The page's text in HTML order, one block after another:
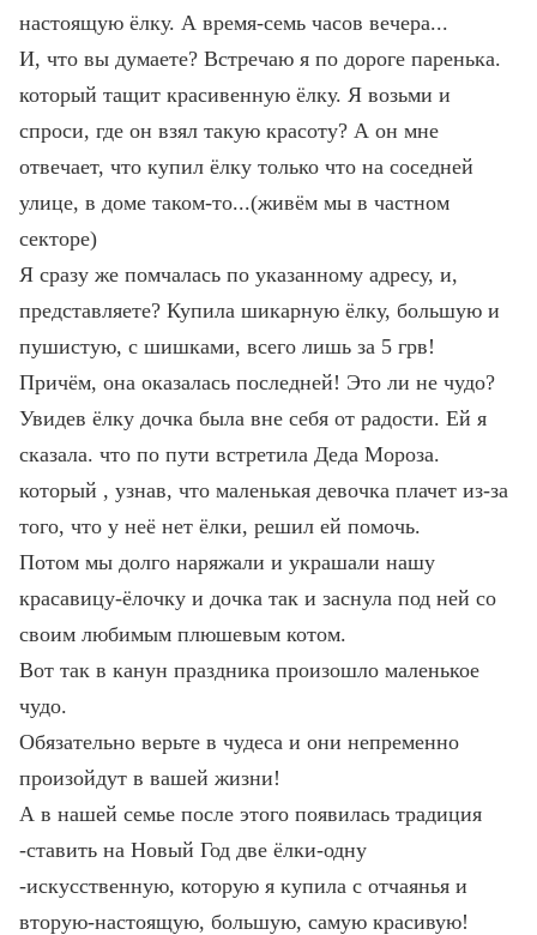
настоящую ёлку. А время-семь часов вечера...
И, что вы думаете? Встречаю я по дороге паренька.
который тащит красивенную ёлку. Я возьми и
спроси, где он взял такую красоту? А он мне
отвечает, что купил ёлку только что на соседней
улице, в доме таком-то...(живём мы в частном
секторе)
Я сразу же помчалась по указанному адресу, и,
представляете? Купила шикарную ёлку, большую и
пушистую, с шишками, всего лишь за 5 грв!
Причём, она оказалась последней! Это ли не чудо?
Увидев ёлку дочка была вне себя от радости. Ей я
сказала. что по пути встретила Деда Мороза.
который , узнав, что маленькая девочка плачет из-за
того, что у неё нет ёлки, решил ей помочь.
Потом мы долго наряжали и украшали нашу
красавицу-ёлочку и дочка так и заснула под ней со
своим любимым плюшевым котом.
Вот так в канун праздника произошло маленькое
чудо.
Обязательно верьте в чудеса и они непременно
произойдут в вашей жизни!
А в нашей семье после этого появилась традиция
-ставить на Новый Год две ёлки-одну
-искусственную, которую я купила с отчаянья и
вторую-настоящую, большую, самую красивую!